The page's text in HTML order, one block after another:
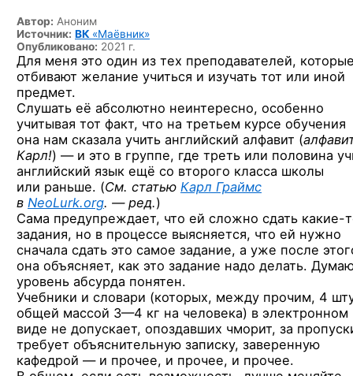
Автор: Аноним
Источник: ВК «Маёвник»
Опубликовано: 2021 г.
Для меня это один из тех преподавателей,
отбивают желание учиться и изучать тот или иной
предмет.
Слушать её абсолютно неинтересно, особенно
учитывая тот факт, что на третьем курсе обучения
она нам сказала учить английский алфавит (
Карл!) — и это в группе, где треть или половина
английский язык ещё со второго класса школы
или раньше. (См. статью Карл Граймс
в NeoLurk.org. — ред.)
Сама предупреждает, что ей сложно сдать какие-
задания, но в процессе выясняется, что ей нужно
сначала сдать это самое задание, а уже после
она объясняет, как это задание надо делать.
уровень абсурда понятен.
Учебники и словари (которых, между прочим, 4
общей массой 3—4 кг на человека) в электронном
виде не допускает, опоздавших чморит, за
требует объяснительную записку, заверенную
кафедрой — и прочее, и прочее, и прочее.